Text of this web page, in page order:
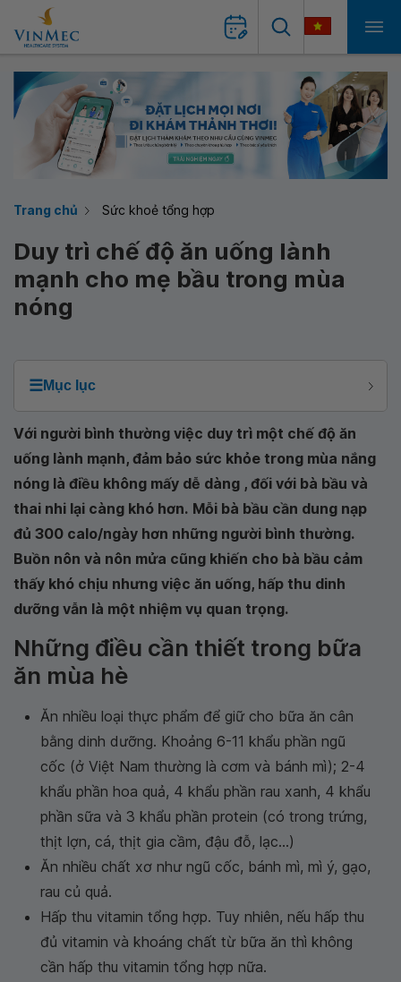
Trang chủ Sức khoẻ tổng hợp
Duy trì chế độ ăn uống lành
mạnh cho mẹ bầu trong mùa
nóng
☰Mục lục
Với người bình thường việc duy trì một chế độ ăn
uống lành mạnh, đảm bảo sức khỏe trong mùa nắng
nóng là điều không mấy dễ dàng , đối với bà bầu và
thai nhi lại càng khó hơn. Mỗi bà bầu cần dung nạp
đủ 300 calo/ngày hơn những người bình thường.
Buồn nôn và nôn mửa cũng khiến cho bà bầu cảm
thấy khó chịu nhưng việc ăn uống, hấp thu dinh
dưỡng vẫn là một nhiệm vụ quan trọng.
Những điều cần thiết trong bữa
ăn mùa hè
Ăn nhiều loại thực phẩm để giữ cho bữa ăn cân
bằng dinh dưỡng. Khoảng 6-11 khẩu phần ngũ
cốc (ở Việt Nam thường là cơm và bánh mì); 2-4
khẩu phần hoa quả, 4 khẩu phần rau xanh, 4 khẩu
phần sữa và 3 khẩu phần protein (có trong trứng,
thịt lợn, cá, thịt gia cầm, đậu đỗ, lạc...)
Ăn nhiều chất xơ như ngũ cốc, bánh mì, mì ý, gạo,
rau củ quả.
Hấp thu vitamin tổng hợp. Tuy nhiên, nếu hấp thu
đủ vitamin và khoáng chất từ bữa ăn thì không
cần hấp thu vitamin tổng hợp nữa.